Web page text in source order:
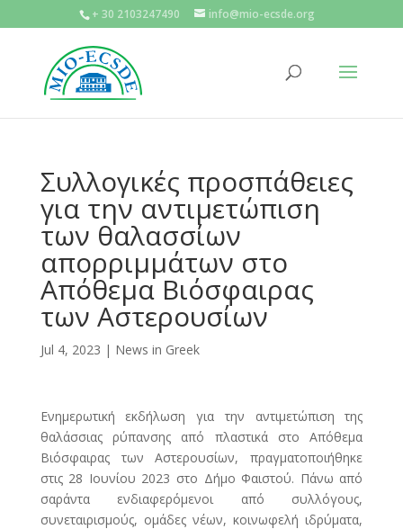
+ 30 2103247490 info@mio-ecsde.org
Συλλογικές προσπάθειες
για την αντιμετώπιση
των θαλασσίων
απορριμμάτων στο
Απόθεμα Βιόσφαιρας
των Αστερουσίων
Jul 4, 2023 | News in Greek
Ενημερωτική εκδήλωση για την αντιμετώπιση της
θαλάσσιας ρύπανσης από πλαστικά στο Απόθεμα
Βιόσφαιρας των Αστερουσίων, πραγματοποιήθηκε
στις 28 Ιουνίου 2023 στο Δήμο Φαιστού. Πάνω από
σαράντα ενδιαφερόμενοι από συλλόγους,
συνεταιρισμούς, ομάδες νέων, κοινωφελή ιδρύματα,